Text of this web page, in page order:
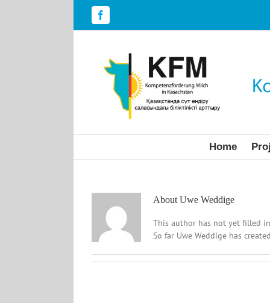
Facebook
Home
About Uwe Weddige
This author has not yet filled
So far Uwe Weddige has